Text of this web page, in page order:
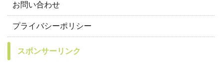
お問い合わせ
プライバシーポリシー
スポンサーリンク